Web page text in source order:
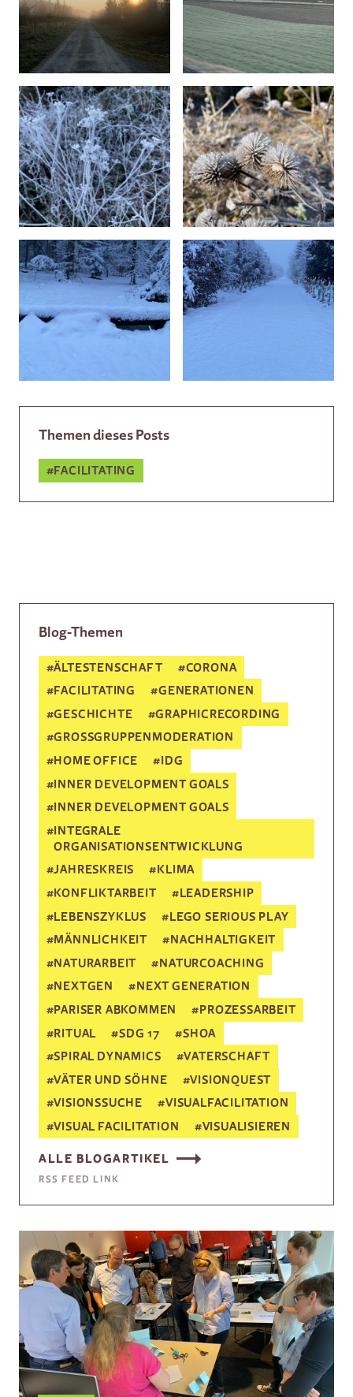
Themen dieses Posts
#FACILITATING
Blog-Themen
#ÄLTESTENSCHAFT #CORONA
#FACILITATING #GENERATIONEN
#GESCHICHTE #GRAPHICRECORDING
#GROSSGRUPPEN­MODERATION
#HOME OFFICE #IDG
#INNER DEVELOPMENT GOALS
#INNER DEVELOPMENT GOALS
#INTEGRALE
ORGANISATIONSENTWICKLUNG
#JAHRESKREIS #KLIMA
#KONFLIKTARBEIT #LEADERSHIP
#LEBENSZYKLUS #LEGO SERIOUS PLAY
#MÄNNLICHKEIT #NACHHALTIGKEIT
#NATURARBEIT #NATURCOACHING
#NEXTGEN #NEXT GENERATION
#PARISER ABKOMMEN #PROZESSARBEIT
#RITUAL #SDG 17 #SHOA
#SPIRAL DYNAMICS #VATERSCHAFT
#VÄTER UND SÖHNE #VISIONQUEST
#VISIONSSUCHE #VISUALFACILITATION
#VISUAL FACILITATION #VISUALISIEREN
ALLE BLOGARTIKEL
RSS FEED LINK